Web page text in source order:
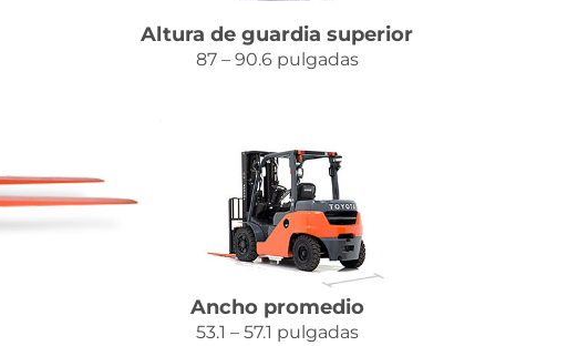
Altura de guardia superior
87 – 90.6 pulgadas
Ancho promedio
53.1 – 57.1 pulgadas